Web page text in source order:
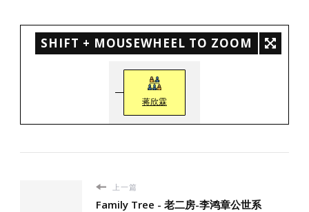
SHIFT + MOUSEWHEEL TO ZOOM
蒋欣霖
上一篇
Family Tree - 老二房-李鸿章公世系